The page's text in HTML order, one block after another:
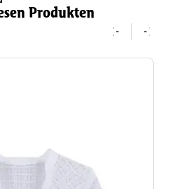
Produkten